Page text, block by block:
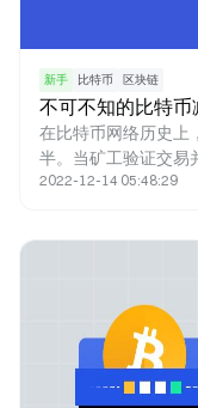
新手 比特币 区块链
不可不知的比特
在比特币网络历史上
半。当矿工验证交易
的比特币。新铸造的
时发行取决于政府
21,000,000枚。减
于抑制通货膨胀，
限。本文将深入研
2022-12-14 05:48:29